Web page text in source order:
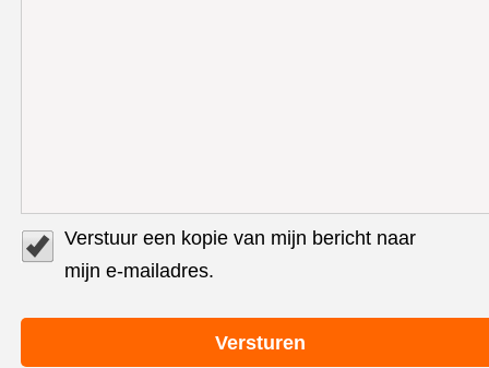
Verstuur een kopie van mijn bericht naar
mijn e-mailadres.